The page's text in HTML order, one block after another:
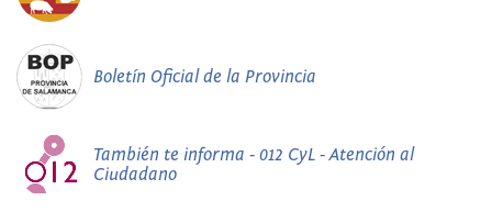
Boletín Oficial de la Provincia
También te informa - 012 CyL - Atención al
Ciudadano